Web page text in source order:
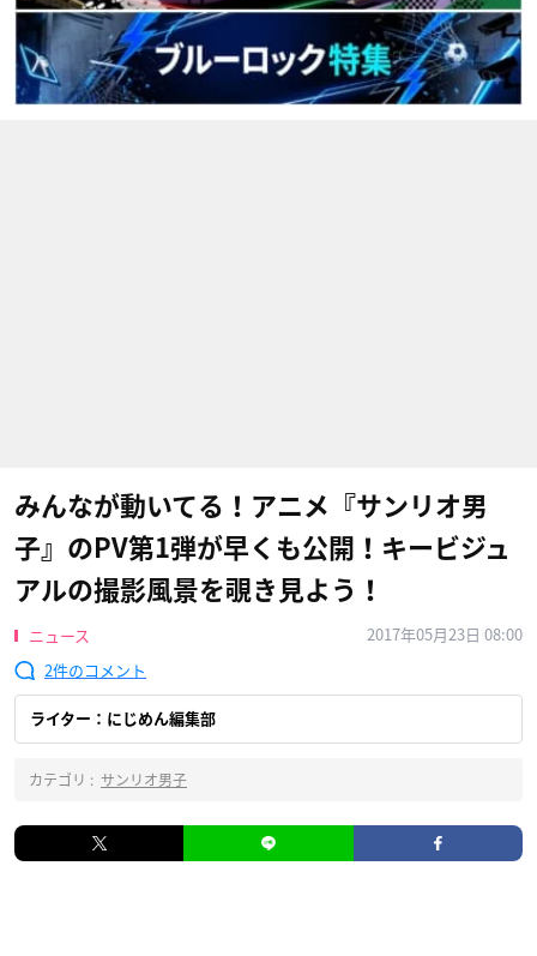
みんなが動いてる！アニメ『サンリオ男
子』のPV第1弾が早くも公開！キービジュ
アルの撮影風景を覗き見よう！
ニュース
2017年05月23日 08:00
2
ライター：にじめん編集部
カテゴリ : サンリオ男子